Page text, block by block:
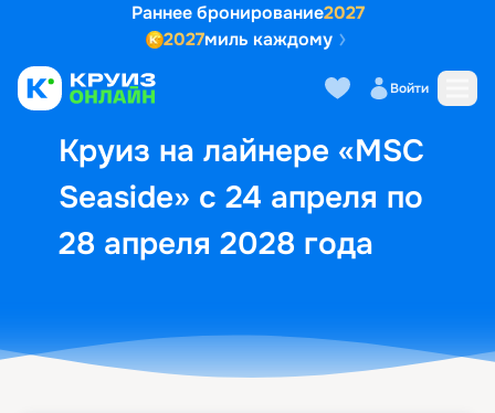
Раннее бронирование2027
2027миль каждому
Войти
Круиз на лайнере «MSC
Seaside» с 24 апреля по
28 апреля 2028 года
Выбор кают Маршрут и